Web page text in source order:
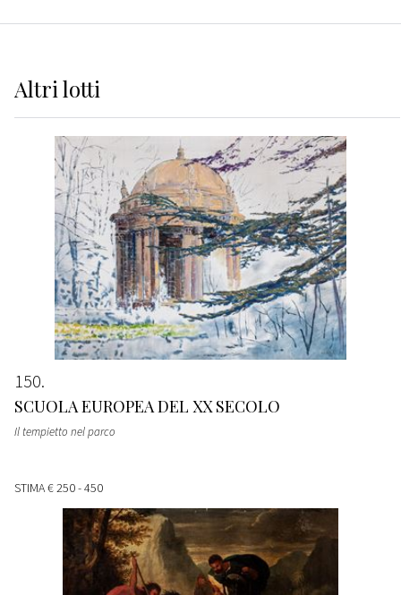
Altrilotti
150
SCUOLA EUROPEA DEL XX SECOLO
Il tempietto nel parco
STIMA€ 250 - 450